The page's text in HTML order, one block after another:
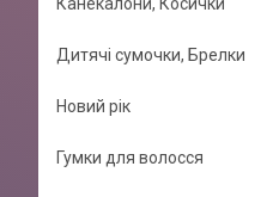
Дитячі сумочки, Брелки
Новий рік
Гумки для волосся